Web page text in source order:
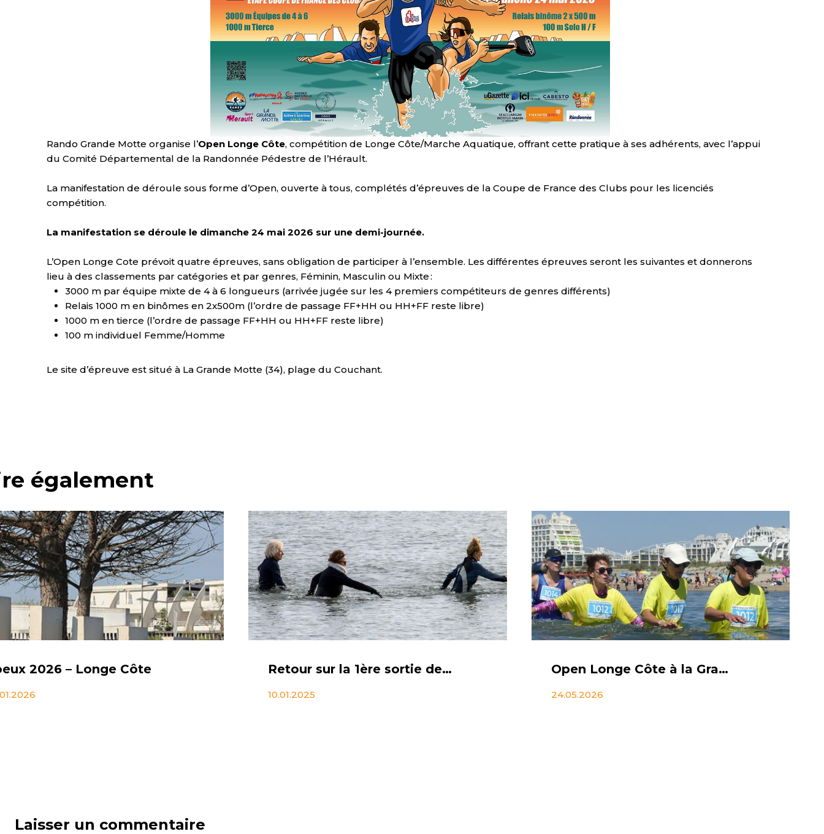
Rando Grande Motte organise l’Open Longe Côte, compétition de Longe Côte/Marche Aquatique, offrant cette pratique à ses adhérents, avec l’appui
du Comité Départemental de la Randonnée Pédestre de l’Hérault.
La manifestation de déroule sous forme d’Open, ouverte à tous, complétés d’épreuves de la Coupe de France des Clubs pour les licenciés
compétition.
La manifestation se déroule le dimanche 24 mai 2026 sur une demi-journée.
L’Open Longe Cote prévoit quatre épreuves, sans obligation de participer à l’ensemble. Les différentes épreuves seront les suivantes et donnerons
lieu à des classements par catégories et par genres, Féminin, Masculin ou Mixte :
3000 m par équipe mixte de 4 à 6 longueurs (arrivée jugée sur les 4 premiers compétiteurs de genres différents)
Relais 1000 m en binômes en 2x500m (l’ordre de passage FF+HH ou HH+FF reste libre)
1000 m en tierce (l’ordre de passage FF+HH ou HH+FF reste libre)
100 m individuel Femme/Homme
Le site d’épreuve est situé à La Grande Motte (34), plage du Couchant.
également
2026 – Longe Côte Retour sur la 1ère sortie de Longe Côte de l’année
10.01.2025
Open Longe Côte à la Grande Motte 2026 – 3ème édition
24.05.2026
Laisser un commentaire